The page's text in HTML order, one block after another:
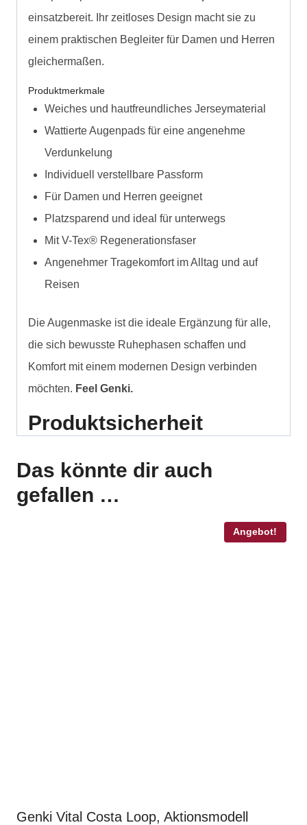
einsatzbereit. Ihr zeitloses Design macht sie zu
einem praktischen Begleiter für Damen und Herren
gleichermaßen.
Produktmerkmale
Weiches und hautfreundliches Jerseymaterial
Wattierte Augenpads für eine angenehme
Verdunkelung
Individuell verstellbare Passform
Für Damen und Herren geeignet
Platzsparend und ideal für unterwegs
Mit V-Tex® Regenerationsfaser
Angenehmer Tragekomfort im Alltag und auf
Reisen
Die Augenmaske ist die ideale Ergänzung für alle,
die sich bewusste Ruhephasen schaffen und
Komfort mit einem modernen Design verbinden
möchten. Feel Genki.
Produktsicherheit
Das könnte dir auch
gefallen …
Angebot!
Genki Vital Costa Loop, Aktionsmodell